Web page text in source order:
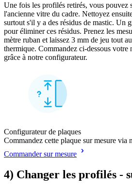
Une fois les profilés retirés, vous pouvez
l'ancienne vitre du cadre. Nettoyez
surtout s'il y a des résidus de mastic. Un
pour éliminer ces résidus. Prenez les
mètre ruban et laissez 3 mm de jeu tout
thermique. Commandez ci-dessous votre
grâce à notre configurateur.
Configurateur de plaques
Commandez cette plaque sur mesure via
Commander sur mesure
4) Changer les profilés -